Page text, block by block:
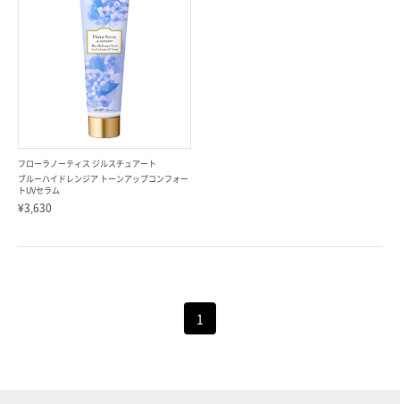
フローラノーティス ジルスチュアート
ブルーハイドレンジア トーンアップコンフォー
トUVセラム
¥3,630
1